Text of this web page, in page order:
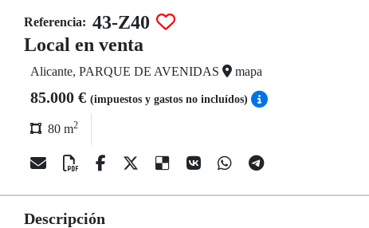
Referencia: 43-Z40
Local en venta
Alicante, PARQUE DE AVENIDAS mapa
85.000 € (impuestos y gastos no incluídos)
80 m2
Descripción